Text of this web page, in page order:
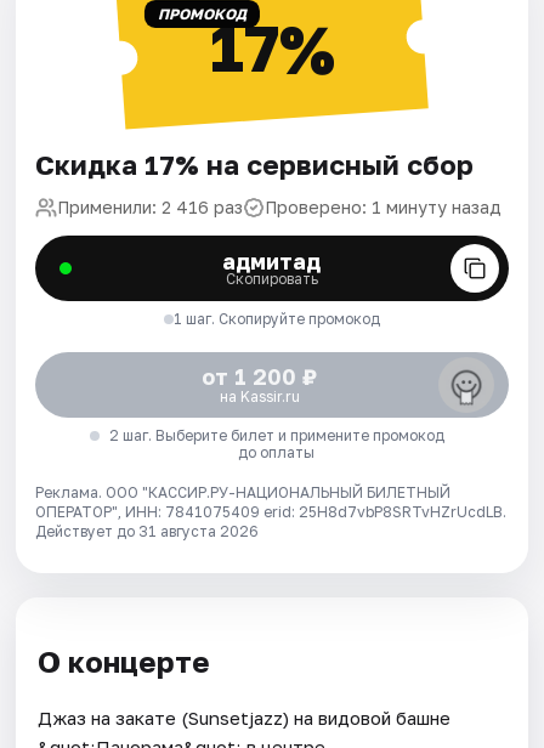
ПРОМОКОД17%
Скидка 17% на сервисный сбор
Применили: 2 416 раз Проверено: 1 минуту назад
адмитад
Скопировать
1 шаг. Скопируйте промокод
от 1 200 ₽
на Kassir.ru
2 шаг. Выберите билет и примените промокод
до оплаты
Реклама. ООО "КАССИР.РУ-НАЦИОНАЛЬНЫЙ БИЛЕТНЫЙ
ОПЕРАТОР", ИНН: 7841075409 erid: 25H8d7vbP8SRTvHZrUcdLB.
Действует до 31 августа 2026
О концерте
Джаз на закате (Sunsetjazz) на видовой башне